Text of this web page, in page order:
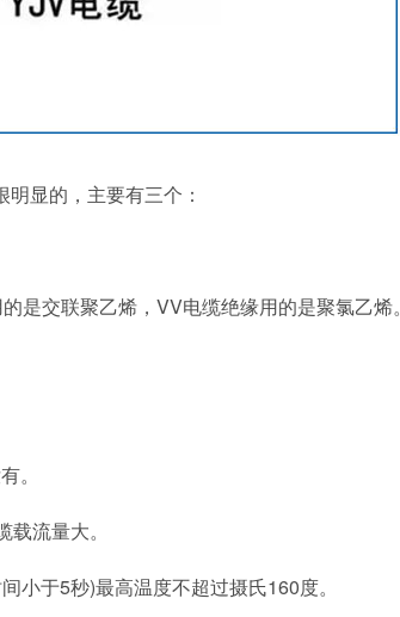
显的，主要有三个：
交联聚乙烯，VV电缆绝缘用的是聚氯乙烯。
。
流量大。
于5秒)最高温度不超过摄氏160度。